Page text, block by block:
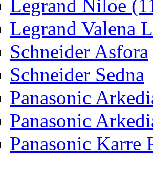
Legrand Niloe
Legrand Valena
Schneider Asfora
Schneider Sedna
Panasonic
Panasonic
Panasonic Karre